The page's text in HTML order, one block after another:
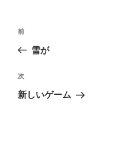
投
ビ
ゲ
前
の
稿
前
雪が
次
の
次
新しいゲーム